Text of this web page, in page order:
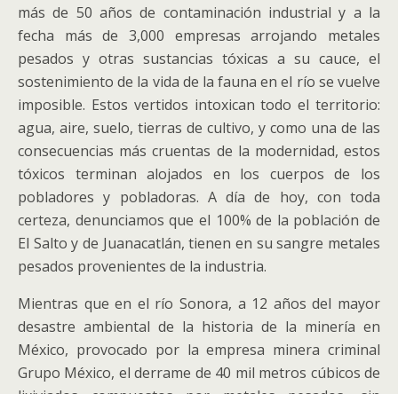
más de 50 años de contaminación industrial y a la
fecha más de 3,000 empresas arrojando metales
pesados y otras sustancias tóxicas a su cauce, el
sostenimiento de la vida de la fauna en el río se vuelve
imposible. Estos vertidos intoxican todo el territorio:
agua, aire, suelo, tierras de cultivo, y como una de las
consecuencias más cruentas de la modernidad, estos
tóxicos terminan alojados en los cuerpos de los
pobladores y pobladoras. A día de hoy, con toda
certeza, denunciamos que el 100% de la población de
El Salto y de Juanacatlán, tienen en su sangre metales
pesados provenientes de la industria.
Mientras que en el río Sonora, a 12 años del mayor
desastre ambiental de la historia de la minería en
México, provocado por la empresa minera criminal
Grupo México, el derrame de 40 mil metros cúbicos de